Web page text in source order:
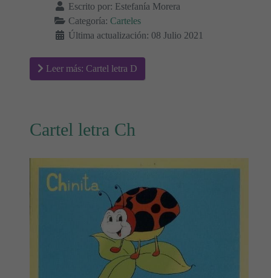
Escrito por: Estefanía Morera
Categoría: Carteles
Última actualización: 08 Julio 2021
Leer más: Cartel letra D
Cartel letra Ch